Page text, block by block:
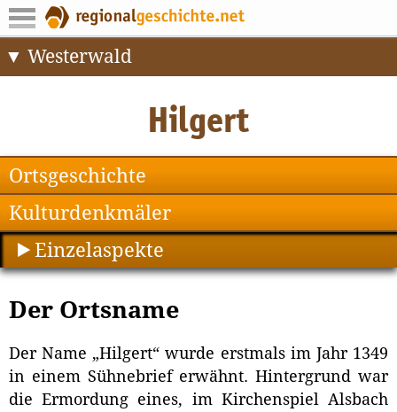
Westerwald
Ortsgeschichte
Kulturdenkmäler
Einzelaspekte
Der Ortsname
Der Name „Hilgert“ wurde erstmals im Jahr 1349
in einem Sühnebrief erwähnt. Hintergrund war
die Ermordung eines, im Kirchenspiel Alsbach